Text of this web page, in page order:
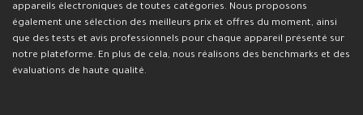
appareils électroniques de toutes catégories. Nous proposons
également une sélection des meilleurs prix et offres du moment, ainsi
que des tests et avis professionnels pour chaque appareil présenté sur
notre plateforme. En plus de cela, nous réalisons des benchmarks et des
évaluations de haute qualité.